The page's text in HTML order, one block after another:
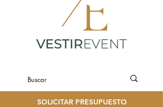
SOLICITAR PRESUPUESTO